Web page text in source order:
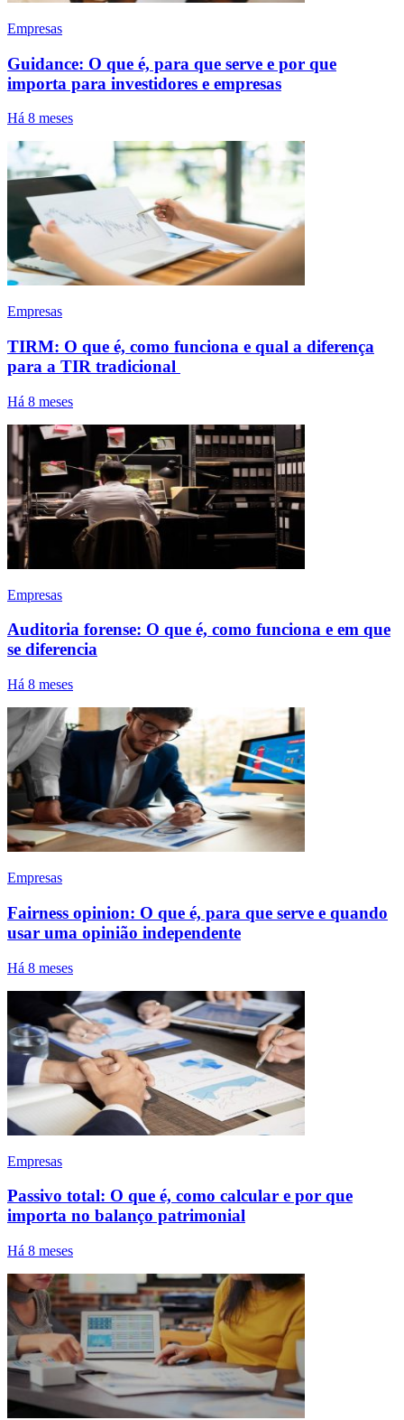
Empresas
Guidance: O que é, para que serve e por que
importa para investidores e empresas
Há 8 meses
Empresas
TIRM: O que é, como funciona e qual a diferença
para a TIR tradicional
Há 8 meses
Empresas
Auditoria forense: O que é, como funciona e em que
se diferencia
Há 8 meses
Empresas
Fairness opinion: O que é, para que serve e quando
usar uma opinião independente
Há 8 meses
Empresas
Passivo total: O que é, como calcular e por que
importa no balanço patrimonial
Há 8 meses